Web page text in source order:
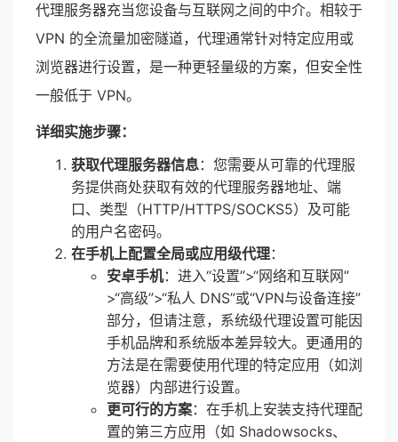
代理服务器充当您设备与互联网之间的中介。相较于
VPN 的全流量加密隧道，代理通常针对特定应用或
浏览器进行设置，是一种更轻量级的方案，但安全性
一般低于 VPN。
详细实施步骤：
获取代理服务器信息：您需要从可靠的代理服
务提供商处获取有效的代理服务器地址、端
口、类型（HTTP/HTTPS/SOCKS5）及可能
的用户名密码。
在手机上配置全局或应用级代理：
安卓手机：进入“设置”>“网络和互联网”
>“高级”>“私人 DNS”或“VPN与设备连接”
部分，但请注意，系统级代理设置可能因
手机品牌和系统版本差异较大。更通用的
方法是在需要使用代理的特定应用（如浏
览器）内部进行设置。
更可行的方案：在手机上安装支持代理配
置的第三方应用（如 Shadowsocks、